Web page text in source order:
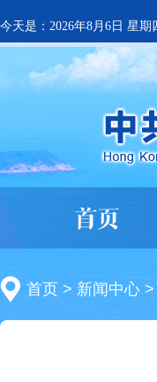
今天是：2026年8月6日 星期
首页
首页 > 新闻中心 >